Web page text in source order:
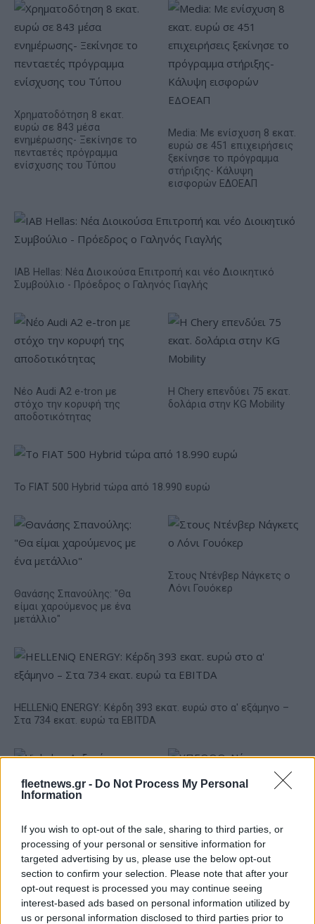
fleetnews.gr - Do Not Process My Personal
Information
If you wish to opt-out of the sale, sharing to third parties, or
processing of your personal or sensitive information for
targeted advertising by us, please use the below opt-out
section to confirm your selection. Please note that after your
opt-out request is processed you may continue seeing
interest-based ads based on personal information utilized by
us or personal information disclosed to third parties prior to
Χρηματοδότηση 8 εκατ.
ευρώ σε 843 μέσα
ενημέρωσης- Ξεκίνησε το
πενταετές πρόγραμμα
ενίσχυσης του Τύπου
Media: Με ενίσχυση 8 εκατ.
ευρώ σε 451 επιχειρήσεις
ξεκίνησε το πρόγραμμα
στήριξης- Κάλυψη
εισφορών ΕΔΟΕΑΠ
IAB Hellas: Νέα Διοικούσα Επιτροπή και νέο Διοικητικό
Συμβούλιο - Πρόεδρος ο Γαληνός Γιαγλής
Νέο Audi A2 e-tron με
στόχο την κορυφή της
αποδοτικότητας
Η Chery επενδύει 75 εκατ.
δολάρια στην KG Mobility
Το FIAT 500 Hybrid τώρα από 18.990 ευρώ
Θανάσης Σπανούλης: "Θα
είμαι χαρούμενος με ένα
μετάλλιο"
Στους Ντένβερ Νάγκετς ο
Λόνι Γουόκερ
HELLENiQ ENERGY: Κέρδη 393 εκατ. ευρώ στο α' εξάμηνο –
Στα 734 εκατ. ευρώ τα EBITDA
Viohalco: Αυξημένος κατά
14% ο τζίρος στο α'
εξάμηνο, στα 4,3 δισ. ευρώ
– Στα 446 εκατ. ευρώ τα
EBITDA
ΥΠΕΘΟΟ: Νέες επενδύσεις
1 δισ. ευρώ ως το 2028 για
την Ενέργεια